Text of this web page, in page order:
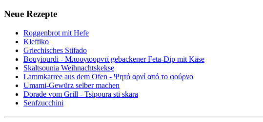
Neue Rezepte
Roggenbrot mit Hefe
Kleftiko
Griechisches Stifado
Bouyiourdi - Μπουγιουρντί gebackener Feta-Dip mit Käse
Skaltsounia Weihnachtskekse
Lammkarree aus dem Ofen - Ψητό αρνί από το φούρνο
Umami-Gewürz selber machen
Dorade vom Grill - Tsipoura sti skara
Senfzucchini